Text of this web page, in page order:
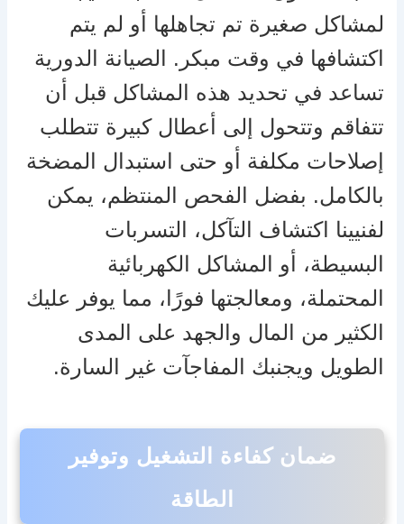
لمشاكل صغيرة تم تجاهلها أو لم يتم
اكتشافها في وقت مبكر. الصيانة الدورية
تساعد في تحديد هذه المشاكل قبل أن
تتفاقم وتتحول إلى أعطال كبيرة تتطلب
إصلاحات مكلفة أو حتى استبدال المضخة
بالكامل. بفضل الفحص المنتظم، يمكن
لفنيينا اكتشاف التآكل، التسربات
البسيطة، أو المشاكل الكهربائية
المحتملة، ومعالجتها فورًا، مما يوفر عليك
الكثير من المال والجهد على المدى
الطويل ويجنبك المفاجآت غير السارة.
ضمان كفاءة التشغيل وتوفير
الطاقة